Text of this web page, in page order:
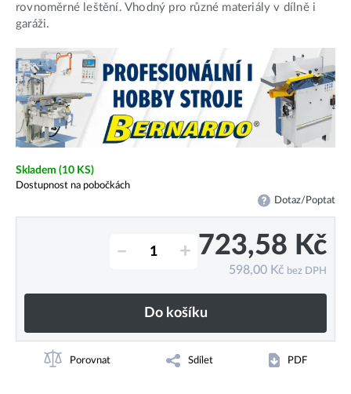
rovnoměrné leštění. Vhodný pro různé materiály v dílně i
garáži.
Skladem (10 KS)
Dostupnost na pobočkách
Dotaz/Poptat
– + 723,58 Kč
598,00 Kč bez DPH
Do košíku
Porovnat Sdílet PDF